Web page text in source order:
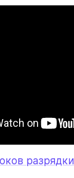
разрядки